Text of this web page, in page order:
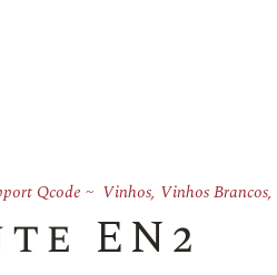
Qcode Vinhos, Vinhos Brancos,
EN2